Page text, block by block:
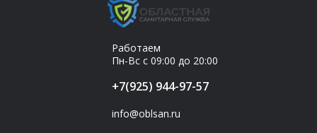
Работаем
Пн-Вс с 09:00 до 20:00
+7(925) 944-97-57
info@oblsan.ru